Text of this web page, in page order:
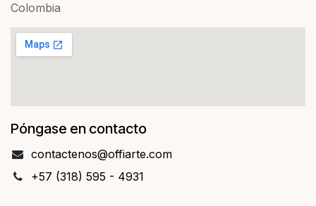
Colombia
Póngase en contacto
contact​​enos@offiarte.com
+57 (318) 595 - 4931